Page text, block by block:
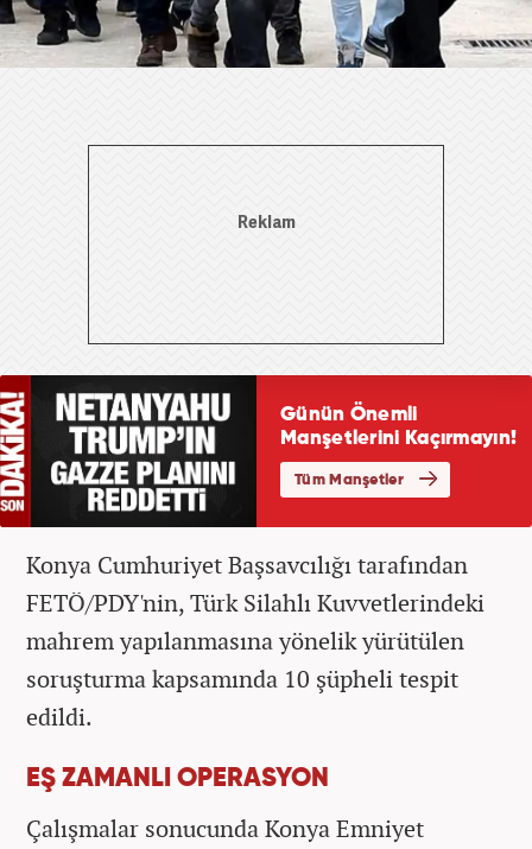
Konya Cumhuriyet Başsavcılığı tarafından
FETÖ/PDY'nin, Türk Silahlı Kuvvetlerindeki
mahrem yapılanmasına yönelik yürütülen
soruşturma kapsamında 10 şüpheli tespit
edildi.
EŞ ZAMANLI OPERASYON
Çalışmalar sonucunda Konya Emniyet